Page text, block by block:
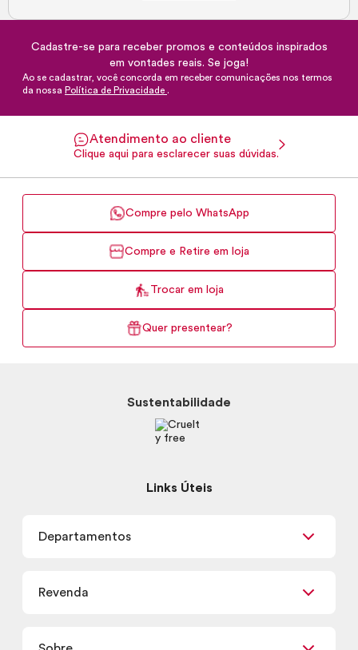
Cadastre-se para receber promos e conteúdos inspirados
em vontades reais. Se joga!
Ao se cadastrar, você concorda em receber comunicações nos termos
da nossa Política de Privacidade .
Atendimento ao cliente
Clique aqui para esclarecer suas dúvidas.
Compre pelo WhatsApp
Compre e Retire em loja
Trocar em loja
Quer presentear?
Sustentabilidade
Links Úteis
Departamentos
Skincare
Revenda